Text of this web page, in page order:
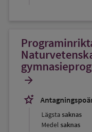
arrow_forward
stars_2
Lägsta saknas
Medel saknas